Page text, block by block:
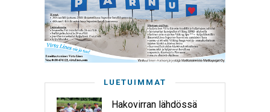
LUETUIMMAT
Hakovirran lähdössä